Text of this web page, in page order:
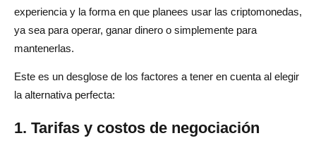
experiencia y la forma en que planees usar las criptomonedas,
ya sea para operar, ganar dinero o simplemente para
mantenerlas.
Este es un desglose de los factores a tener en cuenta al elegir
la alternativa perfecta:
1. Tarifas y costos de negociación